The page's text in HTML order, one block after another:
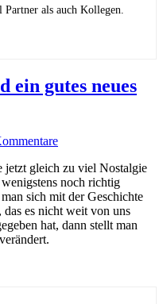
als auch Kollegen.
ein gutes neues
jetzt gleich zu viel Nostalgie
noch richtig
sich mit der Geschichte
das es nicht weit von uns
hat, dann stellt man